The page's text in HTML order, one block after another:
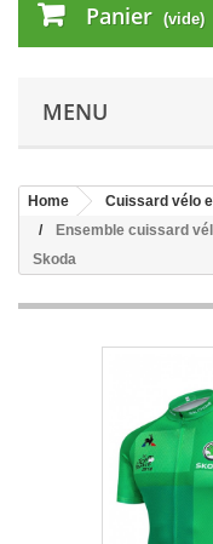
Panier (vide)
MENU
Home
Cuissard vélo
Ensemble cuissard
Skoda